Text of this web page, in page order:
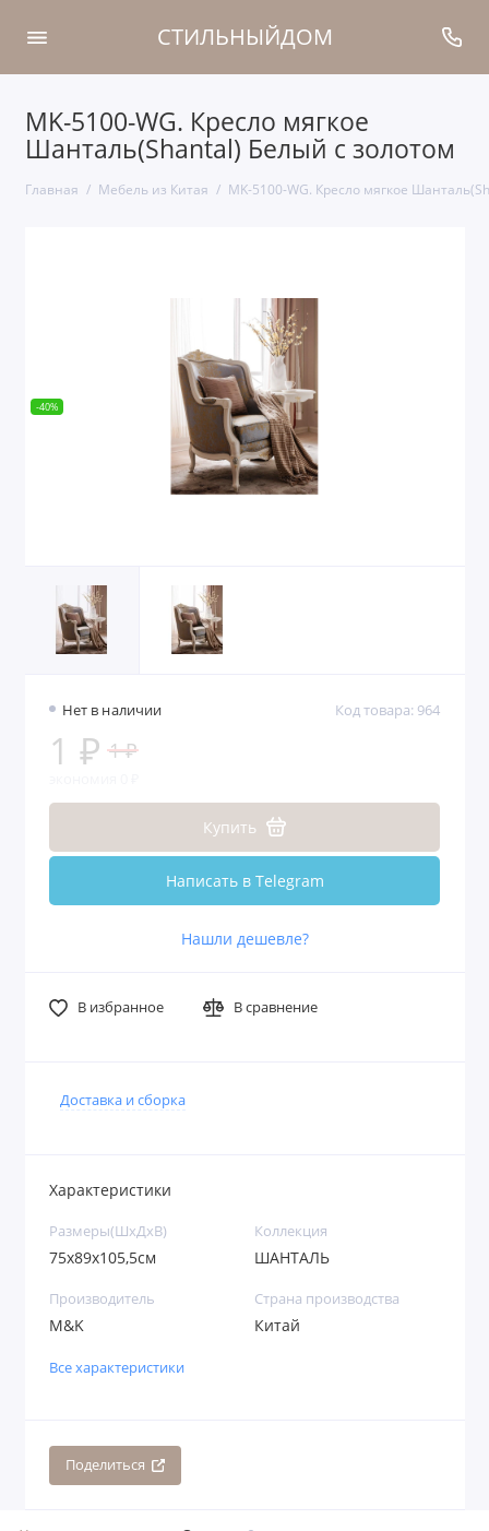
СТИЛЬНЫЙДОМ
MK-5100-WG. Кресло мягкое
Шанталь(Shantal) Белый с золотом
Главная Мебель из Китая MK-5100-WG. Кресло мягкое
-40%
Нет в наличии Код товара: 964
1 ₽ 1 ₽
Купить
Написать в Telegram
Нашли дешевле?
В избранное В сравнение
Доставка и сборка
Характеристики
Размеры(ШхДхВ)
75x89x105,5см
Коллекция
ШАНТАЛЬ
Производитель
M&K
Страна производства
Китай
Все характеристики
Поделиться